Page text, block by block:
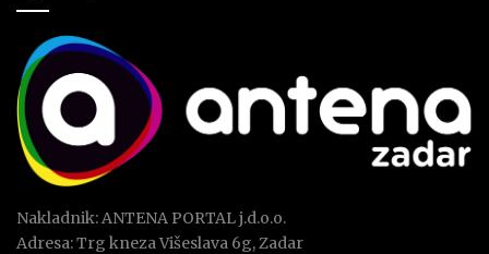
Nakladnik: ANTENA PORTAL j.d.o.o.
Adresa: Trg kneza Višeslava 6g, Zadar